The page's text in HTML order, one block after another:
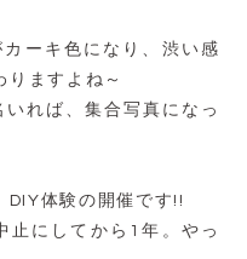
ーキ色になり、渋い感
りますよね～
れば、集合写真になっ
DIY体験の開催です!!
止にしてから1年。やっ